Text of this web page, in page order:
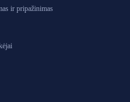
ir pripažinimas